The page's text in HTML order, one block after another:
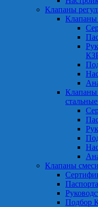
Клапаны
Клапаны
Клапаны
Клапаны
Подбор